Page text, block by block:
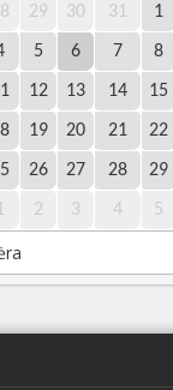
29 30 31 1
5 6 7 8
12 13 14 15
19 20 21 22
26 27 28 29
2 3 4 5